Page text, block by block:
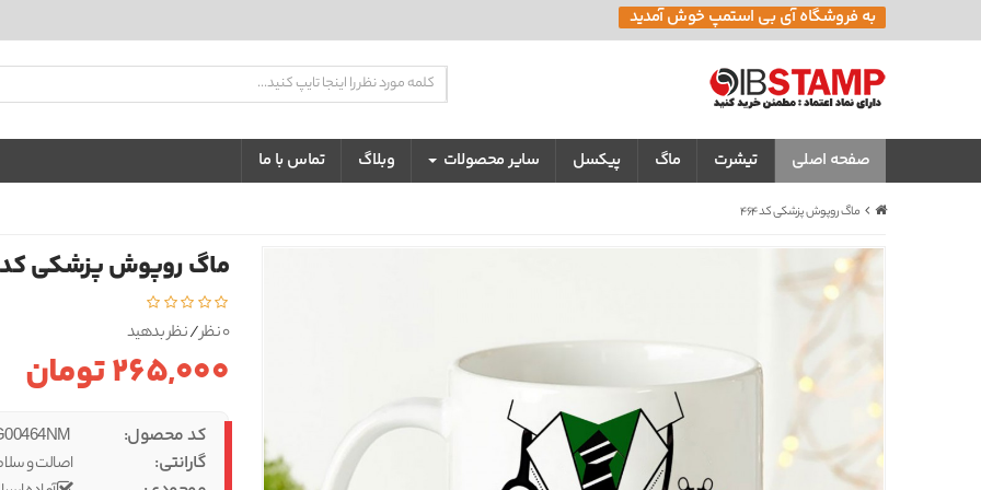
به فروشگاه آی بی استمپ خوش آمدید
صفحه اصلی تیشرت ماگ پیکسل سایر محصولات وبلاگ تماس با ما
ماگ روپوش پزشکی کد 464
ماگ روپوش پزشکی کد 464
0 نظر /نظر بدهید
265,000 تومان
کد محصول:
گارانتی: اصالت و